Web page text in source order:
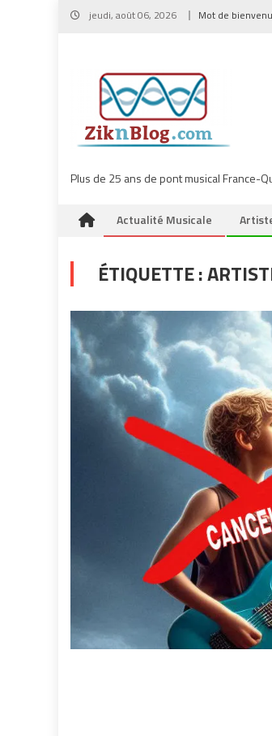
Skip
jeudi, août 06, 2026 Mot de
Plus de 25 ans de pont musical France-
Actualité Musicale
ÉTIQUETTE :